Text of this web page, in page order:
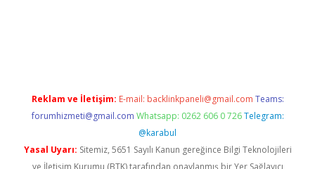
Reklam ve İletişim: E-mail: backlinkpaneli@gmail.com Teams:
forumhizmeti@gmail.com Whatsapp: 0262 606 0 726 Telegram:
@karabul
Yasal Uyarı: Sitemiz, 5651 Sayılı Kanun gereğince Bilgi Teknolojileri
ve İletişim Kurumu (BTK) tarafından onaylanmış bir Yer Sağlayıcı